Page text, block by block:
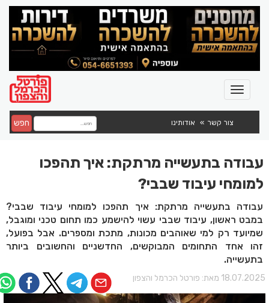
צור קשר אודותינו חפש
עבודה בתעשייה מרתקת: איך תהפכו
למומחי עיבוד שבבי?
עבודה בתעשייה מרתקת: איך תהפכו למומחי עיבוד שבבי?
במבט ראשון, עיבוד שבבי עשוי להישמע כמו תחום טכני ומוגבל,
שמיועד רק למי שאוהבים מכונות, מתכת ומספרים. אבל בפועל,
זהו אחד התחומים המבוקשים, החדשניים והחשובים ביותר
בתעשייה.
מאת: פורטל הכרמל והצפון